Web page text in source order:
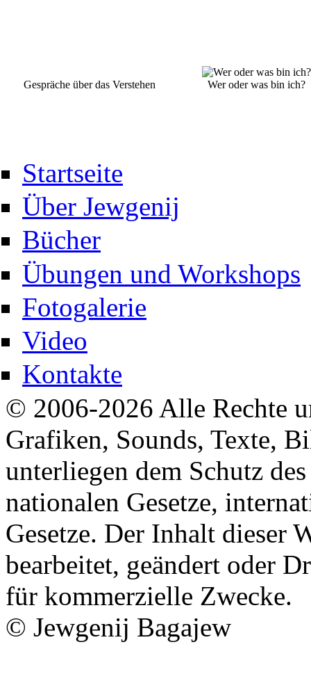
Gespräche über das Verstehen Wer oder was bin ich?
Startseite
Über Jewgenij
Bücher
Übungen und Workshops
Fotogalerie
Video
Kontakte
© 2006-2026 Alle Rechte
Grafiken, Sounds, Texte,
unterliegen dem Schutz
nationalen Gesetze,
Gesetze. Der Inhalt dieser
bearbeitet, geändert oder
für kommerzielle Zwecke.
© Jewgenij Bagajew